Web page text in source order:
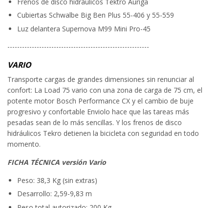
Cubiertas Schwalbe Big Ben Plus 55-406 y 55-559
Luz delantera Supernova M99 Mini Pro-45
----------------------------------------------------------
VARIO
Transporte cargas de grandes dimensiones sin renunciar al
confort: La Load 75 vario con una zona de carga de 75 cm, el
potente motor Bosch Performance CX y el cambio de buje
progresivo y confortable Enviolo hace que las tareas más
pesadas sean de lo más sencillas. Y los frenos de disco
hidráulicos Tekro detienen la bicicleta con seguridad en todo
momento.
FICHA TÉCNICA versión Vario
Peso: 38,3 Kg (sin extras)
Desarrollo: 2,59-9,83 m